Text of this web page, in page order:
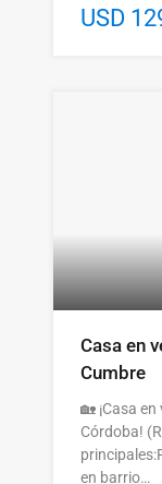
USD
Casa en
Cumbre
🏡 ¡Casa
Córdoba!
en barrio…